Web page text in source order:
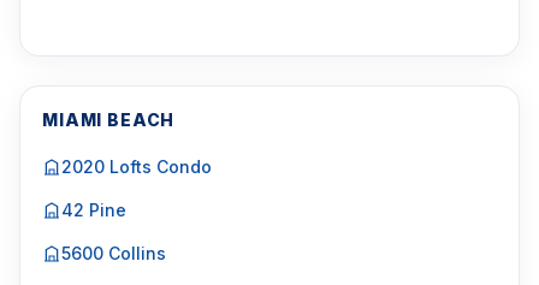
MIAMI BEACH
2020 Lofts Condo
42 Pine
5600 Collins